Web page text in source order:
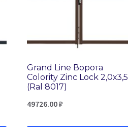
Grand Line Ворота
Colority Zinc Lock 2,0х3,5
(Ral 8017)
49726.00₽